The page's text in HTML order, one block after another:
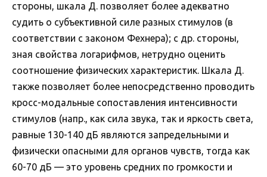
стороны, шкала Д. позволяет более адекватно
судить о субъективной силе разных стимулов (в
соответствии с законом Фехнера); с др. стороны,
зная свойства логарифмов, нетрудно оценить
соотношение физических характеристик. Шкала Д.
также позволяет более непосредственно проводить
кросс-модальные сопоставления интенсивности
стимулов (напр., как сила звука, так и яркость света,
равные 130-140 дБ являются запредельными и
физически опасными для органов чувств, тогда как
60-70 дБ — это уровень средних по громкости и